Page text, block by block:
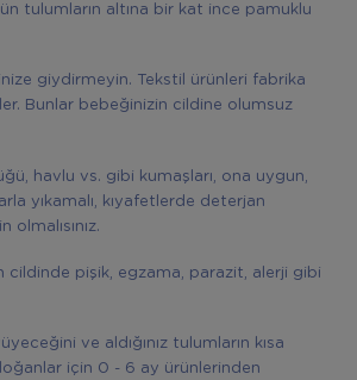
tulumların altına bir kat ince pamuklu
giydirmeyin. Tekstil ürünleri fabrika
Bunlar bebeğinizin cildine olumsuz
havlu vs. gibi kumaşları, ona uygun,
yıkamalı, kıyafetlerde deterjan
olmalısınız.
cildinde pişik, egzama, parazit, alerji gibi
ve aldığınız tulumların kısa
için 0 - 6 ay ürünlerinden